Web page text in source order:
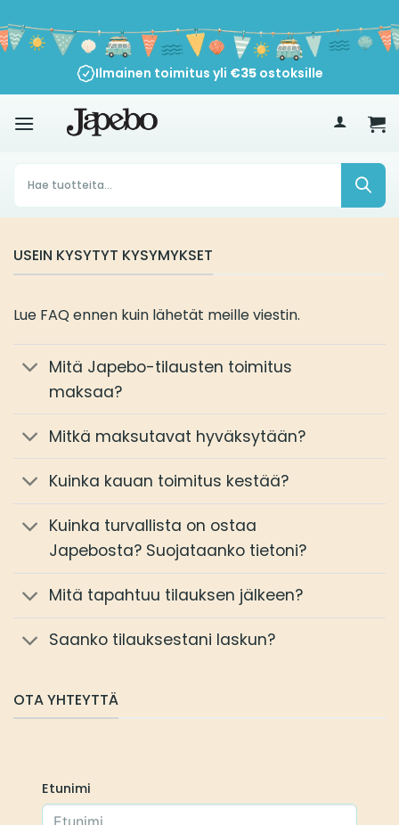
sisältöön
Ilmainen toimitus yli €35ostoksille
Products
search
USEIN KYSYTYT KYSYMYKSET
Lue FAQ ennen kuin lähetät meille viestin.
Mitä Japebo-tilausten toimitus
maksaa?
Mitkä maksutavat hyväksytään?
Kuinka kauan toimitus kestää?
Kuinka turvallista on ostaa
Japebosta? Suojataanko tietoni?
Mitä tapahtuu tilauksen jälkeen?
Saanko tilauksestani laskun?
OTA YHTEYTTÄ
Etunimi